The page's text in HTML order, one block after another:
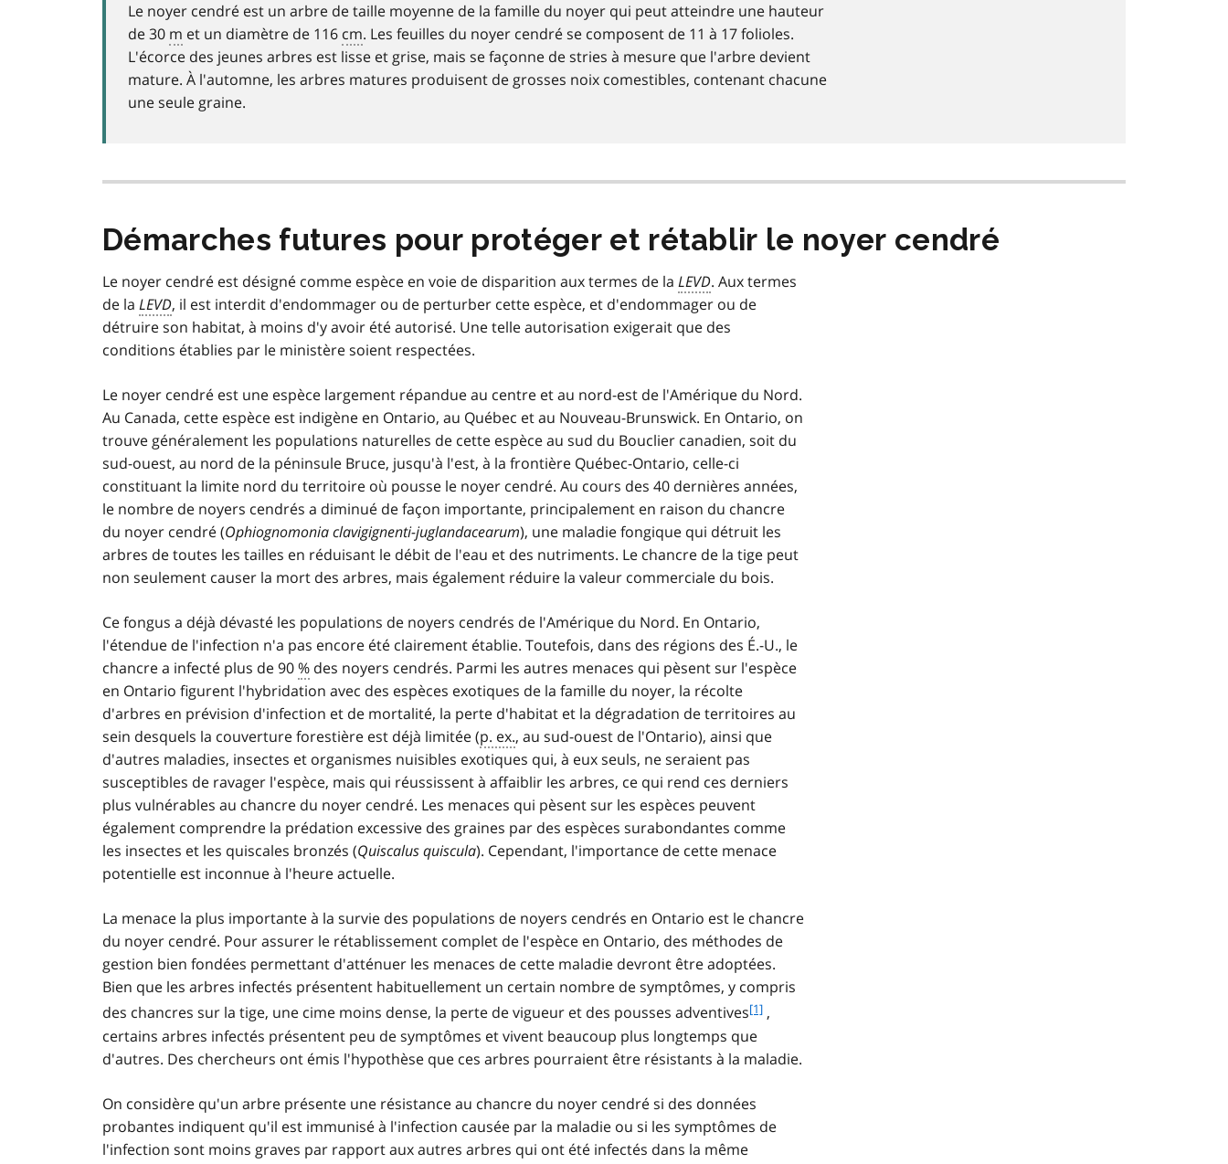
Le noyer cendré est un arbre de taille moyenne de la famille du noyer qui peut atteindre une hauteur
de 30 m et un diamètre de 116 cm. Les feuilles du noyer cendré se composent de 11 à 17 folioles.
L'écorce des jeunes arbres est lisse et grise, mais se façonne de stries à mesure que l'arbre devient
mature. À l'automne, les arbres matures produisent de grosses noix comestibles, contenant chacune
une seule graine.
Démarches futures pour protéger et rétablir le noyer cendré
Le noyer cendré est désigné comme espèce en voie de disparition aux termes de la LEVD. Aux termes
de la LEVD, il est interdit d'endommager ou de perturber cette espèce, et d'endommager ou de
détruire son habitat, à moins d'y avoir été autorisé. Une telle autorisation exigerait que des
conditions établies par le ministère soient respectées.
Le noyer cendré est une espèce largement répandue au centre et au nord-est de l'Amérique du Nord.
Au Canada, cette espèce est indigène en Ontario, au Québec et au Nouveau-Brunswick. En Ontario, on
trouve généralement les populations naturelles de cette espèce au sud du Bouclier canadien, soit du
sud-ouest, au nord de la péninsule Bruce, jusqu'à l'est, à la frontière Québec-Ontario, celle-ci
constituant la limite nord du territoire où pousse le noyer cendré. Au cours des 40 dernières années,
le nombre de noyers cendrés a diminué de façon importante, principalement en raison du chancre
du noyer cendré (Ophiognomonia clavigignenti-juglandacearum), une maladie fongique qui détruit les
arbres de toutes les tailles en réduisant le débit de l'eau et des nutriments. Le chancre de la tige peut
non seulement causer la mort des arbres, mais également réduire la valeur commerciale du bois.
Ce fongus a déjà dévasté les populations de noyers cendrés de l'Amérique du Nord. En Ontario,
l'étendue de l'infection n'a pas encore été clairement établie. Toutefois, dans des régions des É.-U., le
chancre a infecté plus de 90% des noyers cendrés. Parmi les autres menaces qui pèsent sur l'espèce
en Ontario figurent l'hybridation avec des espèces exotiques de la famille du noyer, la récolte
d'arbres en prévision d'infection et de mortalité, la perte d'habitat et la dégradation de territoires au
sein desquels la couverture forestière est déjà limitée (p. ex., au sud-ouest de l'Ontario), ainsi que
d'autres maladies, insectes et organismes nuisibles exotiques qui, à eux seuls, ne seraient pas
susceptibles de ravager l'espèce, mais qui réussissent à affaiblir les arbres, ce qui rend ces derniers
plus vulnérables au chancre du noyer cendré. Les menaces qui pèsent sur les espèces peuvent
également comprendre la prédation excessive des graines par des espèces surabondantes comme
les insectes et les quiscales bronzés (Quiscalus quiscula). Cependant, l'importance de cette menace
potentielle est inconnue à l'heure actuelle.
La menace la plus importante à la survie des populations de noyers cendrés en Ontario est le chancre
du noyer cendré. Pour assurer le rétablissement complet de l'espèce en Ontario, des méthodes de
gestion bien fondées permettant d'atténuer les menaces de cette maladie devront être adoptées.
Bien que les arbres infectés présentent habituellement un certain nombre de symptômes, y compris
des chancres sur la tige, une cime moins dense, la perte de vigueur et des pousses adventivesf
o
t
o
t
[1] ,
certains arbres infectés présentent peu de symptômes et vivent beaucoup plus longtemps que
d'autres. Des chercheurs ont émis l'hypothèse que ces arbres pourraient être résistants à la maladie.
On considère qu'un arbre présente une résistance au chancre du noyer cendré si des données
probantes indiquent qu'il est immunisé à l'infection causée par la maladie ou si les symptômes de
l'infection sont moins graves par rapport aux autres arbres qui ont été infectés dans la même